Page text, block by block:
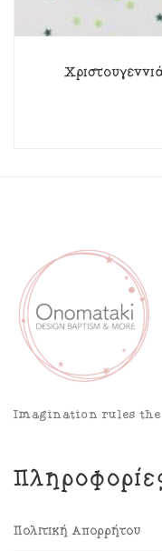
Imagination rules
Πολιτική Απορρήτου